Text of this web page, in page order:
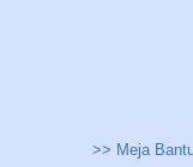
>> Meja